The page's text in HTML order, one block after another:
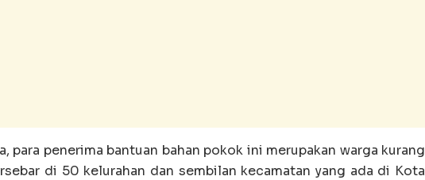
para penerima bantuan bahan pokok ini merupakan warga kurang
di 50 kelurahan dan sembilan kecamatan yang ada di Kota